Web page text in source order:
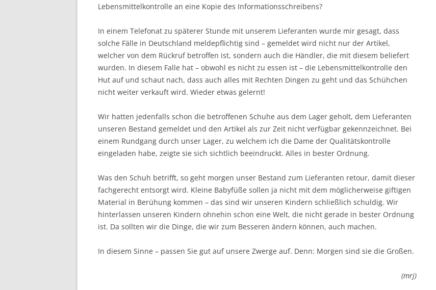
Lebensmittelkontrolle an eine Kopie des Informationsschreibens?
In einem Telefonat zu späterer Stunde mit unserem Lieferanten wurde mir gesagt, dass
solche Fälle in Deutschland meldepflichtig sind – gemeldet wird nicht nur der Artikel,
welcher von dem Rückruf betroffen ist, sondern auch die Händler, die mit diesem beliefert
wurden. In diesem Falle hat – obwohl es nicht zu essen ist – die Lebensmittelkontrolle den
Hut auf und schaut nach, dass auch alles mit Rechten Dingen zu geht und das Schühchen
nicht weiter verkauft wird. Wieder etwas gelernt!
Wir hatten jedenfalls schon die betroffenen Schuhe aus dem Lager geholt, dem Lieferanten
unseren Bestand gemeldet und den Artikel als zur Zeit nicht verfügbar gekennzeichnet. Bei
einem Rundgang durch unser Lager, zu welchem ich die Dame der Qualitätskontrolle
eingeladen habe, zeigte sie sich sichtlich beeindruckt. Alles in bester Ordnung.
Was den Schuh betrifft, so geht morgen unser Bestand zum Lieferanten retour, damit dieser
fachgerecht entsorgt wird. Kleine Babyfüße sollen ja nicht mit dem möglicherweise giftigen
Material in Berühung kommen – das sind wir unseren Kindern schließlich schuldig. Wir
hinterlassen unseren Kindern ohnehin schon eine Welt, die nicht gerade in bester Ordnung
ist. Da sollten wir die Dinge, die wir zum Besseren ändern können, auch machen.
In diesem Sinne – passen Sie gut auf unsere Zwerge auf. Denn: Morgen sind sie die Großen.
(mrj)